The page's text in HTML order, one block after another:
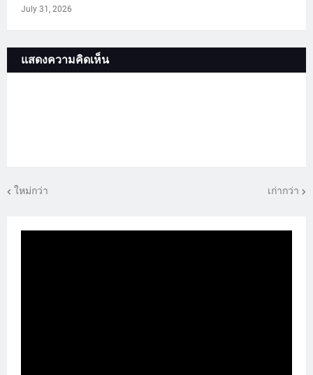
July 31, 2026
แสดงความคิดเห็น
ใหม่กว่า เก่ากว่า